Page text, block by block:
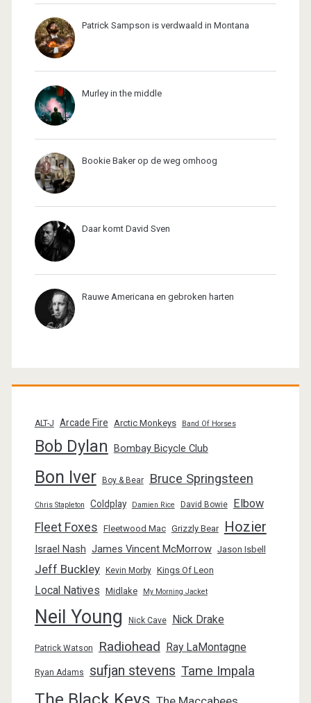
Patrick Sampson is verdwaald in Montana
Murley in the middle
Bookie Baker op de weg omhoog
Daar komt David Sven
Rauwe Americana en gebroken harten
ALT-J Arcade Fire Arctic Monkeys Band Of Horses
Bob Dylan Bombay Bicycle Club
Bon Iver Boy & Bear Bruce Springsteen
Chris Stapleton Coldplay Damien Rice David Bowie Elbow
Fleet Foxes Fleetwood Mac Grizzly Bear Hozier
Israel Nash James Vincent McMorrow Jason Isbell
Jeff Buckley Kevin Morby Kings Of Leon
Local Natives Midlake My Morning Jacket
Neil Young Nick Cave Nick Drake
Patrick Watson Radiohead Ray LaMontagne
Ryan Adams sufjan stevens Tame Impala